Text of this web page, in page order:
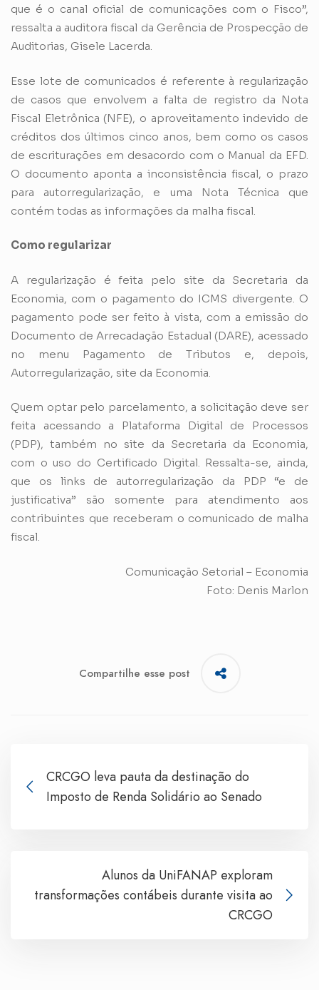
que é o canal oficial de comunicações com o Fisco”,
ressalta a auditora fiscal da Gerência de Prospecção de
Auditorias, Gisele Lacerda.
Esse lote de comunicados é referente à regularização
de casos que envolvem a falta de registro da Nota
Fiscal Eletrônica (NFE), o aproveitamento indevido de
créditos dos últimos cinco anos, bem como os casos
de escriturações em desacordo com o Manual da EFD.
O documento aponta a inconsistência fiscal, o prazo
para autorregularização, e uma Nota Técnica que
contém todas as informações da malha fiscal.
Como regularizar
A regularização é feita pelo site da Secretaria da
Economia, com o pagamento do ICMS divergente. O
pagamento pode ser feito à vista, com a emissão do
Documento de Arrecadação Estadual (DARE), acessado
no menu Pagamento de Tributos e, depois,
Autorregularização, site da Economia.
Quem optar pelo parcelamento, a solicitação deve ser
feita acessando a Plataforma Digital de Processos
(PDP), também no site da Secretaria da Economia,
com o uso do Certificado Digital. Ressalta-se, ainda,
que os links de autorregularização da PDP “e de
justificativa” são somente para atendimento aos
contribuintes que receberam o comunicado de malha
fiscal.
Comunicação Setorial – Economia
Foto: Denis Marlon
Compartilhe esse post
CRCGO leva pauta da destinação do
Imposto de Renda Solidário ao Senado
Alunos da UniFANAP exploram
transformações contábeis durante visita ao
CRCGO